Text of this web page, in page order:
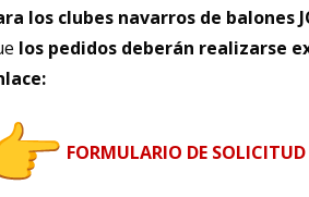
los clubes navarros de balones
los pedidos deberán realizarse
FORMULARIO DE SOLICITUD